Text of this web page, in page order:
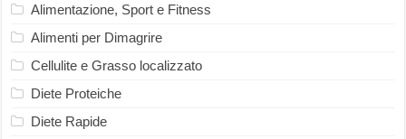
Alimentazione, Sport e Fitness
Alimenti per Dimagrire
Cellulite e Grasso localizzato
Diete Proteiche
Diete Rapide